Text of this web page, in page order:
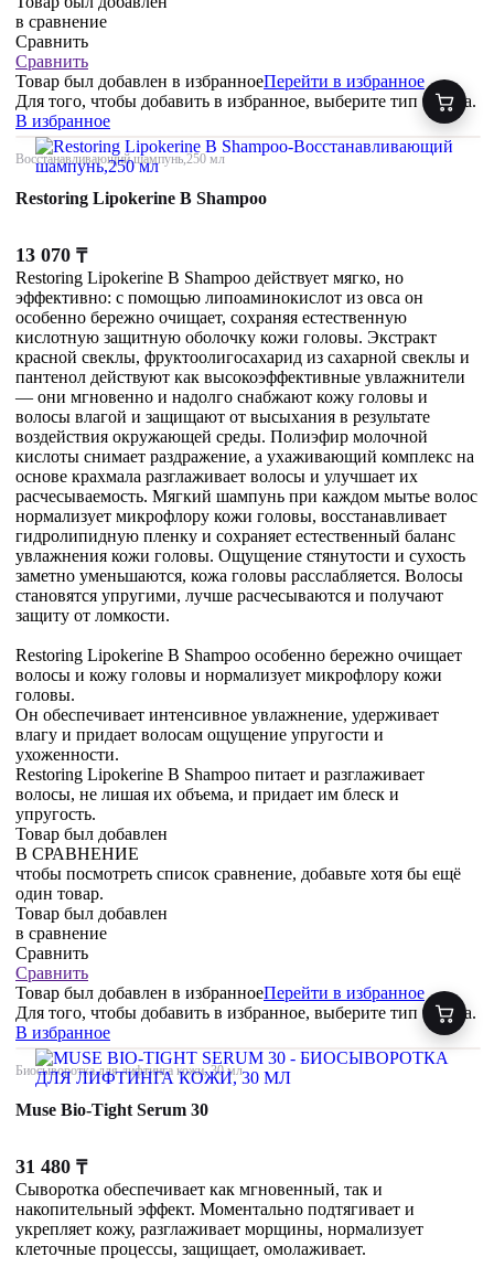
в сравнение
Сравнить
Сравнить
Товар был добавлен в избранноеПерейти в избранное
Для того, чтобы добавить в избранное, выберите тип товара.
В избранное
Восстанавливающий шампунь,250 мл
Restoring Lipokerine B Shampoo
13 070 ₸
Restoring Lipokerine B Shampoo действует мягко, но
эффективно: с помощью липоаминокислот из овса он
особенно бережно очищает, сохраняя естественную
кислотную защитную оболочку кожи головы. Экстракт
красной свеклы, фруктоолигосахарид из сахарной свеклы и
пантенол действуют как высокоэффективные увлажнители
— они мгновенно и надолго снабжают кожу головы и
волосы влагой и защищают от высыхания в результате
воздействия окружающей среды. Полиэфир молочной
кислоты снимает раздражение, а ухаживающий комплекс на
основе крахмала разглаживает волосы и улучшает их
расчесываемость. Мягкий шампунь при каждом мытье волос
нормализует микрофлору кожи головы, восстанавливает
гидролипидную пленку и сохраняет естественный баланс
увлажнения кожи головы. Ощущение стянутости и сухость
заметно уменьшаются, кожа головы расслабляется. Волосы
становятся упругими, лучше расчесываются и получают
защиту от ломкости.
Restoring Lipokerine B Shampoo особенно бережно очищает
волосы и кожу головы и нормализует микрофлору кожи
головы.
Он обеспечивает интенсивное увлажнение, удерживает
влагу и придает волосам ощущение упругости и
ухоженности.
Restoring Lipokerine B Shampoo питает и разглаживает
волосы, не лишая их объема, и придает им блеск и
упругость.
Товар был добавлен
В СРАВНЕНИЕ
чтобы посмотреть список сравнение, добавьте хотя бы ещё
один товар.
Товар был добавлен
в сравнение
Сравнить
Сравнить
Товар был добавлен в избранноеПерейти в избранное
Для того, чтобы добавить в избранное, выберите тип товара.
В избранное
Биосыворотка для лифтинга кожи, 30 мл
Muse Bio-Tight Serum 30
31 480 ₸
Сыворотка обеспечивает как мгновенный, так и
накопительный эффект. Моментально подтягивает и
укрепляет кожу, разглаживает морщины, нормализует
клеточные процессы, защищает, омолаживает.